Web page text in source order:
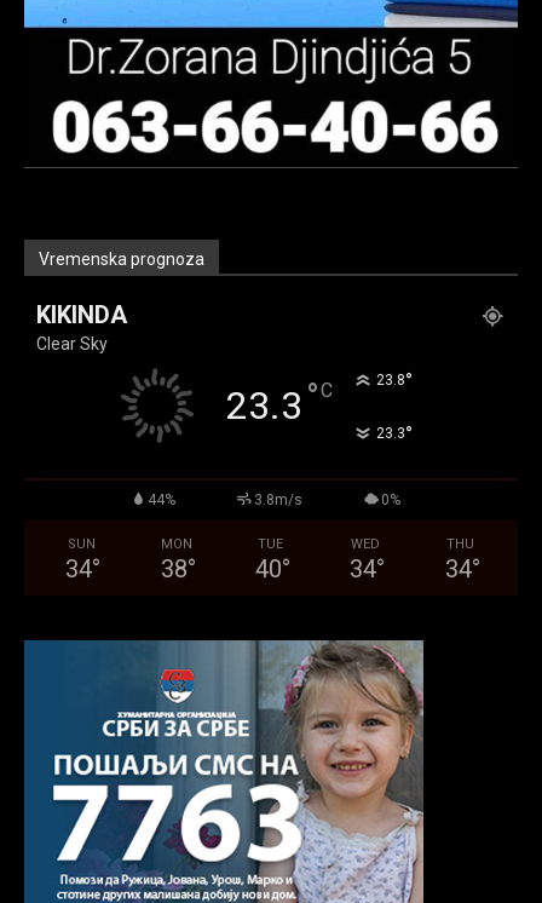
Vremenska prognoza
KIKINDA
Clear Sky
23.3 °C 23.8°
23.3°
44% 3.8m/s 0%
SUN
34°
MON
38°
TUE
40°
WED
34°
THU
34°